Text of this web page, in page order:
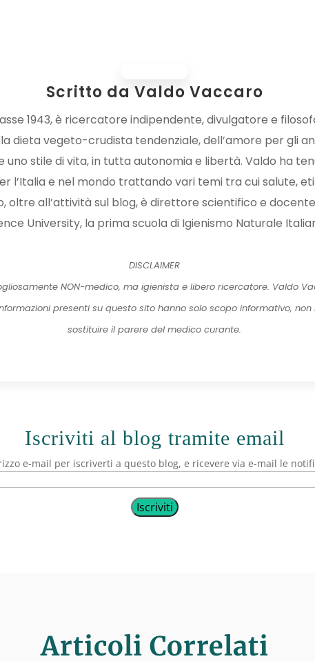
Scritto da Valdo Vaccaro
1943, è ricercatore indipendente, divulgatore e
dieta vegeto-crudista tendenziale, dell’amore per gli
uno stile di vita, in tutta autonomia e libertà. Valdo ha
l’Italia e nel mondo trattando vari temi tra cui salute,
oltre all’attività sul blog, è direttore scientifico e docente
University, la prima scuola di Igienismo Naturale
DISCLAIMER
NON-medico, ma igienista e libero ricercatore. Valdo
presenti su questo sito hanno solo scopo informativo,
sostituire il parere del medico curante.
Iscriviti al blog tramite email
e-mail per iscriverti a questo blog, e ricevere via e-mail le
Iscriviti
Articoli Correlati